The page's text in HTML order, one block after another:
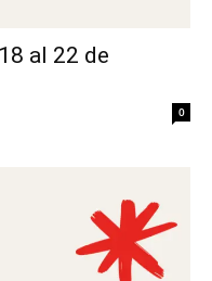
al 22 de
0